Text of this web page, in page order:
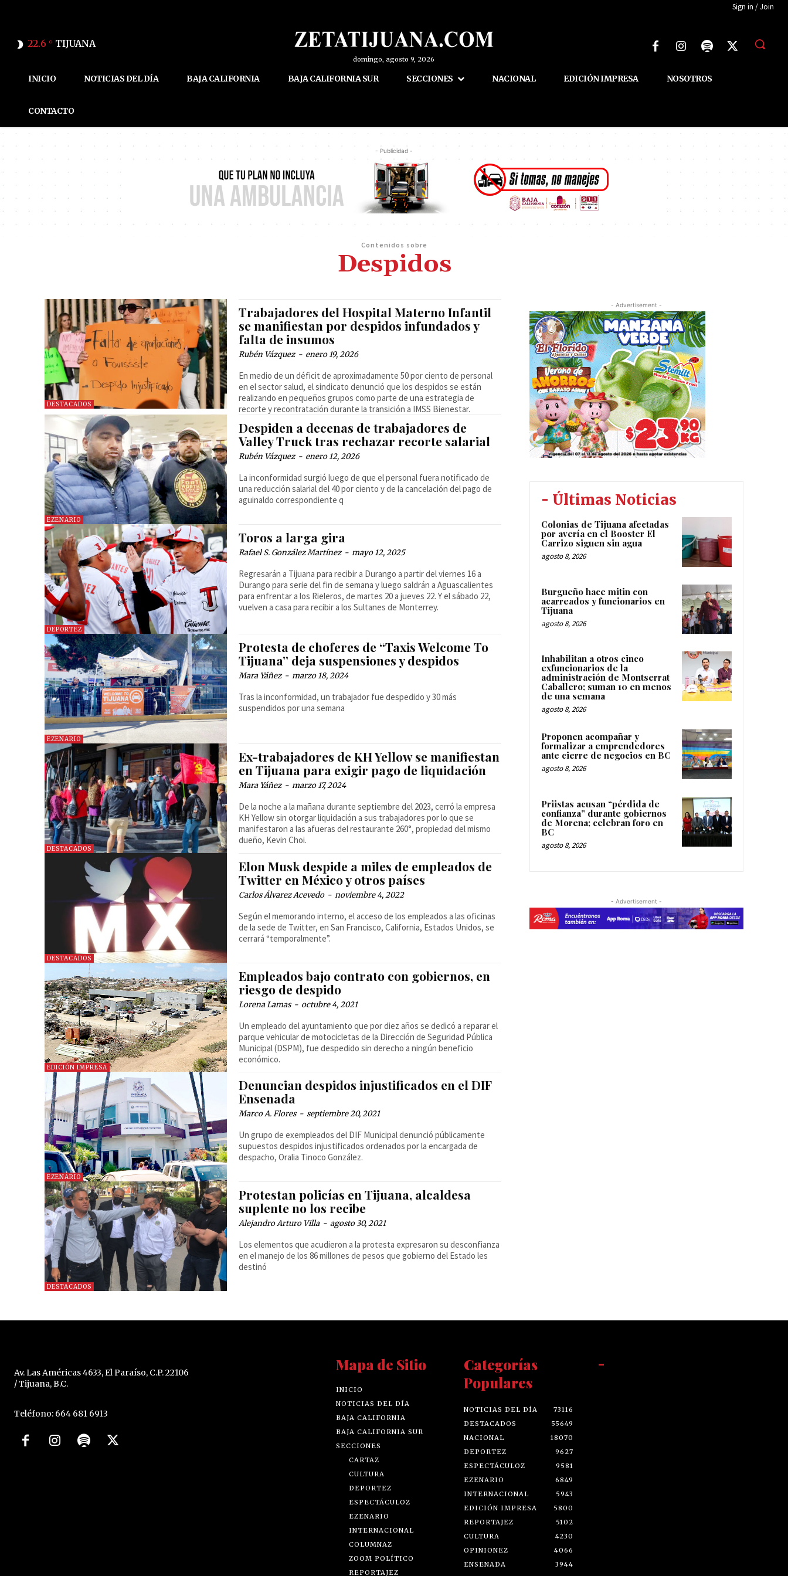
Sign in / Join
22.6 C TIJUANA
domingo, agosto 9, 2026
INICIO NOTICIAS DEL DÍA BAJA CALIFORNIA BAJA CALIFORNIA SUR SECCIONES NACIONAL EDICIÓN IMPRESA NOSOTROS
CONTACTO
- Publicidad -
Contenidos sobre
Despidos
DESTACADOS
Trabajadores del Hospital Materno Infantil
se manifiestan por despidos infundados y
falta de insumos
Rubén Vázquez - enero 19, 2026
En medio de un déficit de aproximadamente 50 por ciento de personal
en el sector salud, el sindicato denunció que los despidos se están
realizando en pequeños grupos como parte de una estrategia de
recorte y recontratación durante la transición a IMSS Bienestar.
EZENARIO
Despiden a decenas de trabajadores de
Valley Truck tras rechazar recorte salarial
Rubén Vázquez - enero 12, 2026
La inconformidad surgió luego de que el personal fuera notificado de
una reducción salarial del 40 por ciento y de la cancelación del pago de
aguinaldo correspondiente q
DEPORTEZ
Toros a larga gira
Rafael S. González Martínez - mayo 12, 2025
Regresarán a Tijuana para recibir a Durango a partir del viernes 16 a
Durango para serie del fin de semana y luego saldrán a Aguascalientes
para enfrentar a los Rieleros, de martes 20 a jueves 22. Y el sábado 22,
vuelven a casa para recibir a los Sultanes de Monterrey.
EZENARIO
Protesta de choferes de “Taxis Welcome To
Tijuana” deja suspensiones y despidos
Mara Yáñez - marzo 18, 2024
Tras la inconformidad, un trabajador fue despedido y 30 más
suspendidos por una semana
DESTACADOS
Ex-trabajadores de KH Yellow se manifiestan
en Tijuana para exigir pago de liquidación
Mara Yáñez - marzo 17, 2024
De la noche a la mañana durante septiembre del 2023, cerró la empresa
KH Yellow sin otorgar liquidación a sus trabajadores por lo que se
manifestaron a las afueras del restaurante 260°, propiedad del mismo
dueño, Kevin Choi.
DESTACADOS
Elon Musk despide a miles de empleados de
Twitter en México y otros países
Carlos Álvarez Acevedo - noviembre 4, 2022
Según el memorando interno, el acceso de los empleados a las oficinas
de la sede de Twitter, en San Francisco, California, Estados Unidos, se
cerrará “temporalmente”.
EDICIÓN IMPRESA
Empleados bajo contrato con gobiernos, en
riesgo de despido
Lorena Lamas - octubre 4, 2021
Un empleado del ayuntamiento que por diez años se dedicó a reparar el
parque vehicular de motocicletas de la Dirección de Seguridad Pública
Municipal (DSPM), fue despedido sin derecho a ningún beneficio
económico.
EZENARIO
Denuncian despidos injustificados en el DIF
Ensenada
Marco A. Flores - septiembre 20, 2021
Un grupo de exempleados del DIF Municipal denunció públicamente
supuestos despidos injustificados ordenados por la encargada de
despacho, Oralia Tinoco González.
DESTACADOS
Protestan policías en Tijuana, alcaldesa
suplente no los recibe
Alejandro Arturo Villa - agosto 30, 2021
Los elementos que acudieron a la protesta expresaron su desconfianza
en el manejo de los 86 millones de pesos que gobierno del Estado les
destinó
- Advertisement -
- Últimas Noticias
Colonias de Tijuana afectadas
por avería en el Booster El
Carrizo siguen sin agua
agosto 8, 2026
Burgueño hace mitin con
acarreados y funcionarios en
Tijuana
agosto 8, 2026
Inhabilitan a otros cinco
exfuncionarios de la
administración de Montserrat
Caballero; suman 10 en menos
de una semana
agosto 8, 2026
Proponen acompañar y
formalizar a emprendedores
ante cierre de negocios en BC
agosto 8, 2026
Priistas acusan “pérdida de
confianza” durante gobiernos
de Morena; celebran foro en
BC
agosto 8, 2026
- Advertisement -
Av. Las Américas 4633, El Paraíso, C.P. 22106
/ Tijuana, B.C.
Teléfono: 664 681 6913
Mapa de Sitio
INICIO
NOTICIAS DEL DÍA
BAJA CALIFORNIA
BAJA CALIFORNIA SUR
SECCIONES
CARTAZ
CULTURA
DEPORTEZ
ESPECTÁCULOZ
EZENARIO
INTERNACIONAL
COLUMNAZ
ZOOM POLÍTICO
REPORTAJEZ
Categorías
Populares
NOTICIAS DEL DÍA
73116
DESTACADOS
55649
NACIONAL
18070
DEPORTEZ
9627
ESPECTÁCULOZ
9581
EZENARIO
6849
INTERNACIONAL
5943
EDICIÓN IMPRESA
5800
REPORTAJEZ
5102
CULTURA
4230
OPINIONEZ
4066
ENSENADA
3944
-